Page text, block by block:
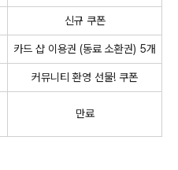
신규 쿠폰
카드 샵 이용권 (동료 소환권) 5개
커뮤니티 환영 선물! 쿠폰
만료